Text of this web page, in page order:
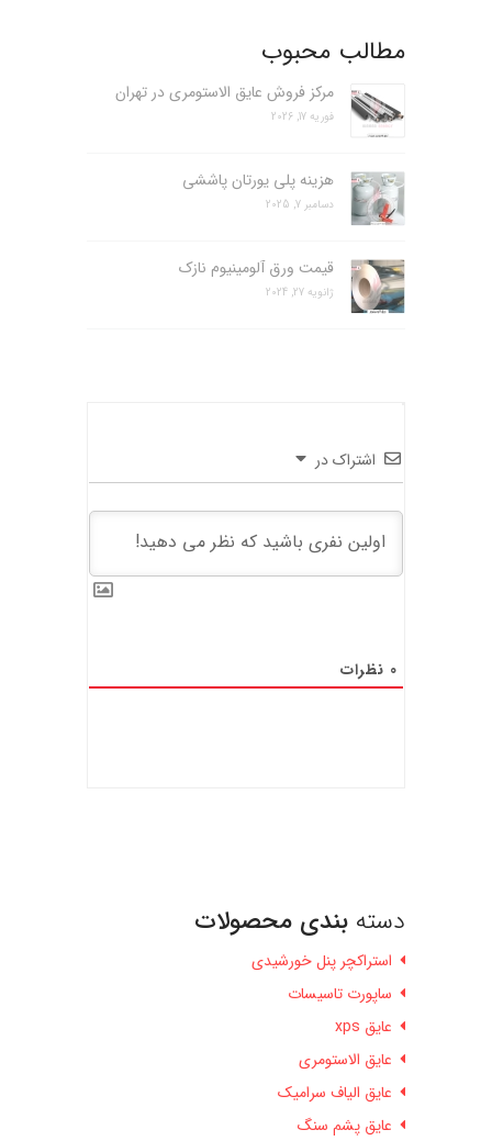
مطالب محبوب
مرکز فروش عایق الاستومری در تهران
فوریه 17, 2026
هزینه پلی یورتان پاششی
دسامبر 7, 2025
قیمت ورق آلومینیوم نازک
ژانویه 27, 2024
اشتراک در
0 نظرات
دسته بندی محصولات
استراکچر پنل خورشیدی
ساپورت تاسیسات
عایق xps
عایق الاستومری
عایق الیاف سرامیک
عایق پشم سنگ